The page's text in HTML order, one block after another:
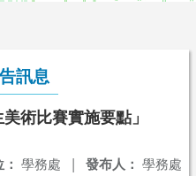
訊息
術比賽實施要點」
發布人： 學務處
學務處 |